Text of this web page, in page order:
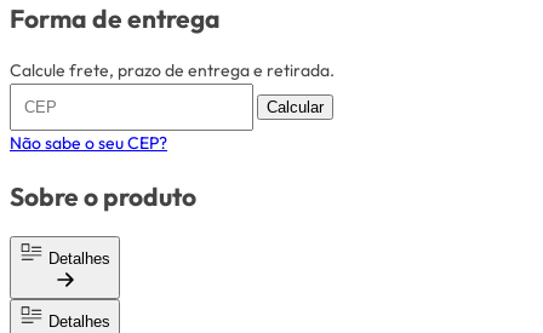
Forma de entrega
Calcule frete, prazo de entrega e retirada.
Calcular
Não sabe o seu CEP?
Sobre o produto
Detalhes
Detalhes